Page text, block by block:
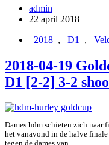
22
hdm
–
H1
[4-
4]
admin
22 april 2018
2018 , D1 ,
2018-04-19
D1 [2-2] 3-2
Dames hdm schieten zich naar
het vanavond in de halve